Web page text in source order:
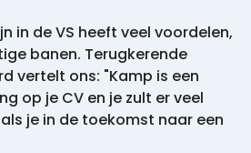
in de VS heeft veel voordelen,
banen. Terugkerende
vertelt ons: "Kamp is een
op je CV en je zult er veel
je in de toekomst naar een